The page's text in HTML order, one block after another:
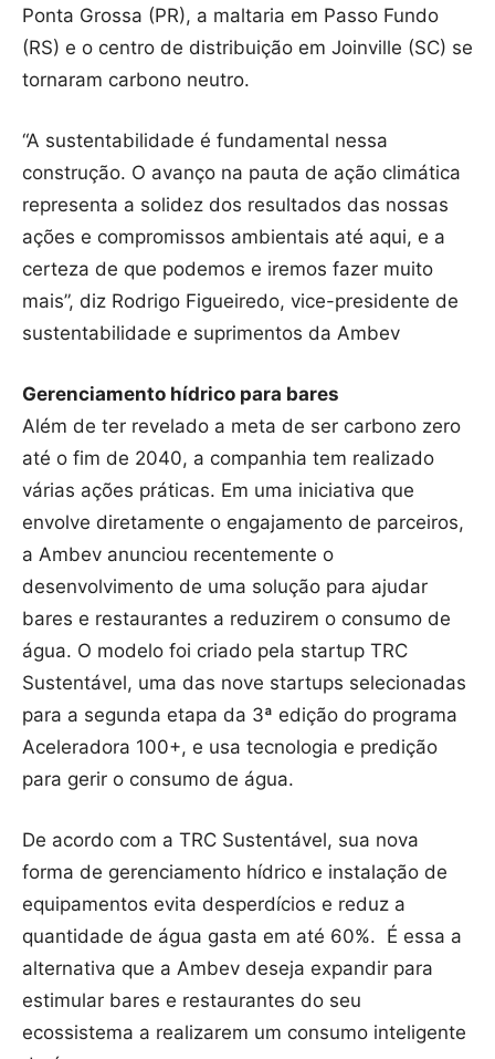
Ponta Grossa (PR), a maltaria em Passo Fundo
(RS) e o centro de distribuição em Joinville (SC) se
tornaram carbono neutro.
“A sustentabilidade é fundamental nessa
construção. O avanço na pauta de ação climática
representa a solidez dos resultados das nossas
ações e compromissos ambientais até aqui, e a
certeza de que podemos e iremos fazer muito
mais”, diz Rodrigo Figueiredo, vice-presidente de
sustentabilidade e suprimentos da Ambev
Gerenciamento hídrico para bares
Além de ter revelado a meta de ser carbono zero
até o fim de 2040, a companhia tem realizado
várias ações práticas. Em uma iniciativa que
envolve diretamente o engajamento de parceiros,
a Ambev anunciou recentemente o
desenvolvimento de uma solução para ajudar
bares e restaurantes a reduzirem o consumo de
água. O modelo foi criado pela startup TRC
Sustentável, uma das nove startups selecionadas
para a segunda etapa da 3ª edição do programa
Aceleradora 100+, e usa tecnologia e predição
para gerir o consumo de água.
De acordo com a TRC Sustentável, sua nova
forma de gerenciamento hídrico e instalação de
equipamentos evita desperdícios e reduz a
quantidade de água gasta em até 60%. É essa a
alternativa que a Ambev deseja expandir para
estimular bares e restaurantes do seu
ecossistema a realizarem um consumo inteligente